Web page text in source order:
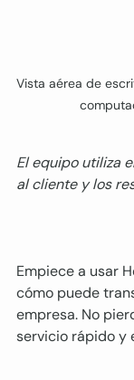
Vista aérea de
El equipo utiliza
al cliente y los
Empiece a usar
cómo puede
empresa. No
servicio rápido y